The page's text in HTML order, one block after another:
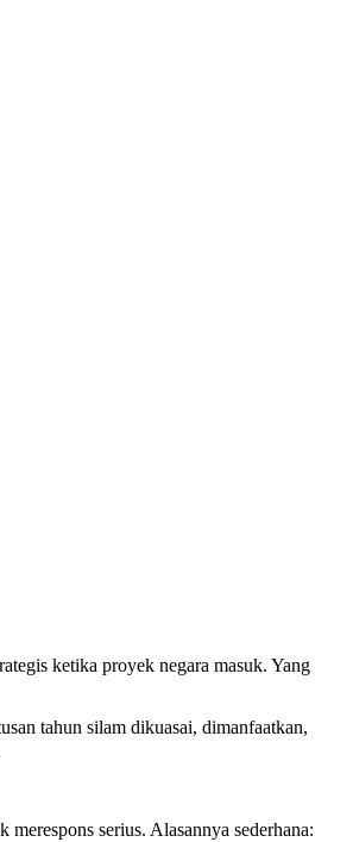
ketika proyek negara masuk. Yang
tahun silam dikuasai, dimanfaatkan,
serius. Alasannya sederhana: